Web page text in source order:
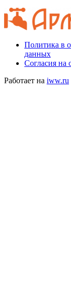
Политика в
данных
Согласия на
Работает на iww.ru